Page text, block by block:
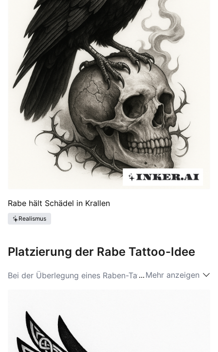
Rabe hält Schädel in Krallen
Realismus
Platzierung der Rabe Tattoo-Idee
Bei der Überlegung eines Raben-Tattoos spielt die
Designs sind der Unterarm, die Schulter und der
Rücken, wo die größere Fläche intricate Details
ermöglicht, die die Symbolik des Raben effektiv zur
Schau stellen. Für diejenigen, die ein kleineres Tattoo
... Mehr anzeigen